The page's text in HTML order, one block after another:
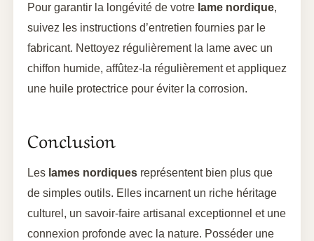
Pour garantir la longévité de votre lame nordique,
suivez les instructions d’entretien fournies par le
fabricant. Nettoyez régulièrement la lame avec un
chiffon humide, affûtez-la régulièrement et appliquez
une huile protectrice pour éviter la corrosion.
Conclusion
Les lames nordiques représentent bien plus que
de simples outils. Elles incarnent un riche héritage
culturel, un savoir-faire artisanal exceptionnel et une
connexion profonde avec la nature. Posséder une